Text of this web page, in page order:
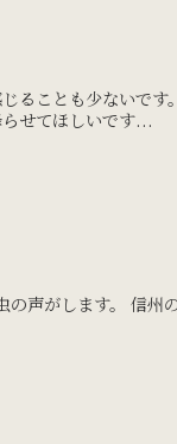
ることも少ないで
せてほしいです...
声がします。 信州